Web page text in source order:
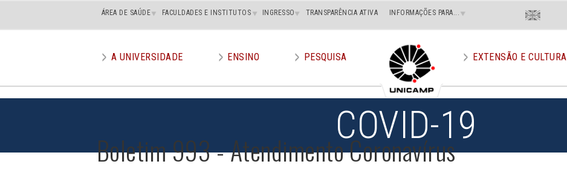
Main
superior
ÁREA DE SAÚDE FACULDADES E INSTITUTOS INGRESSO TRANSPARÊNCIA ATIVA INFORMAÇÕES PARA... Menu
Superior
Direito
En
menu
A UNIVERSIDADE ENSINO PESQUISA EXTENSÃO E CULTURA
COVID-19
Boletim 993 - Atendimento Coronavírus